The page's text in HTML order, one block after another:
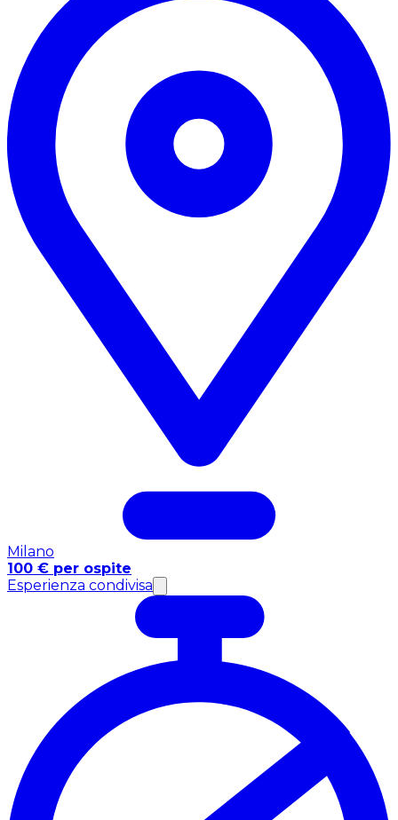
Milano
100 € per ospite
Esperienza condivisa